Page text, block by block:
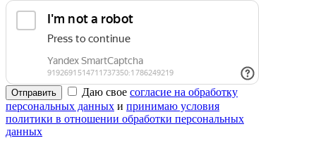
Отправить Даю свое согласие на обработку
персональных данных и принимаю условия
политики в отношении обработки персональных
данных